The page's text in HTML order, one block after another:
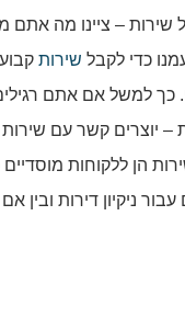
שירות – ציינו מה אתם
כדי לקבל שירות
כך למשל אם אתם
– יוצרים קשר עם שירות
הן ללקוחות מוסדיים
ניקיון דירות ובין